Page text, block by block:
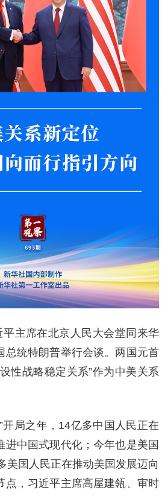
主席在北京人民大会堂同来华
总统特朗普举行会谈。两国元首
性战略稳定关系”作为中美关系
开局之年，14亿多中国人民正在
进中国式现代化；今年也是美国
美国人民正在推动美国发展迈向
点，习近平主席高屋建瓴、审时